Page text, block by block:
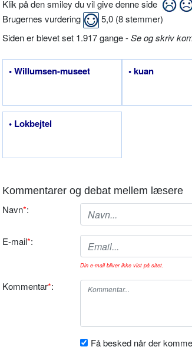
Klik på den smiley du vil give denne side
Brugernes vurdering
5,0 (8stemmer)
Siden er blevet set 1.917 gange -Se og skriv
• Willumsen-museet • kuan
• Lokbejtel
Kommentarer og debat mellem læsere
Navn*:
E-mail*:
Din e-mail bliver ikke vist på sitet.
Kommentar*:
Få besked når der